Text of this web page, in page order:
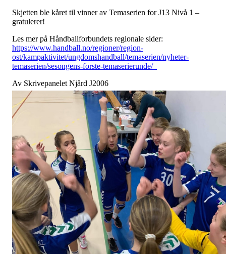
Skjetten ble kåret til vinner av Temaserien for J13 Nivå 1 –
gratulerer!
Les mer på Håndballforbundets regionale sider:
https://www.handball.no/regioner/region-
ost/kampaktivitet/ungdomshandball/temaserien/nyheter-
temaserien/sesongens-forste-temaserierunde/
Av Skrivepanelet Njård J2006